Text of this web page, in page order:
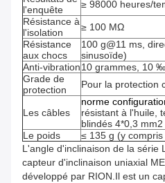
l'enquête
≥ 98000 heures/
Résistance à
l'isolation
≥ 100 MΩ
Résistance
aux chocs
100 g@11 ms,
sinusoïde)
Anti-vibration10 grammes, 10
Grade de
protection
Pour la protection
Les câbles
norme
résistant à l'huile,
blindés 4*0,3 mm2
Le poids
≤ 135 g (y
L'angle d'inclinaison de la série
capteur d'inclinaison uniaxial
développé par RION.Il est un